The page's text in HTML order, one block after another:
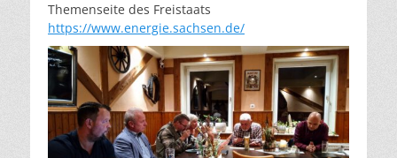
Themenseite des Freistaats
https://www.energie.sachsen.de/